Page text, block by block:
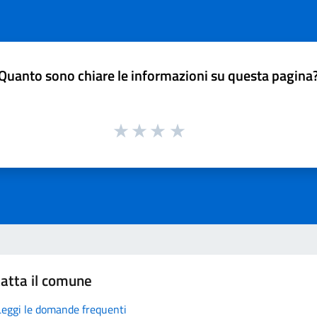
sono chiare le informazioni su questa
il comune
le domande frequenti